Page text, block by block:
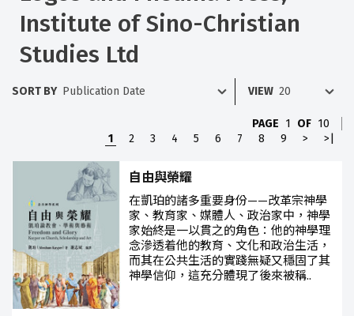
Institute of Sino-Christian
Studies Ltd
SORT BY VIEW
PAGE 1 OF 10
1
2 3 4 5 6 7 8 9 > >|
自由與榮耀
在凱珀的諸多重要身份——改革宗神學
家、教育家、媒體人、政治家中，神學
家始終是一以貫之的角色：他的神學理
念滲透着他的教育、文化和政治生活，
而其在公共生活的實踐無疑又穩固了其
神學信仰，這充分體現了後來被稱..